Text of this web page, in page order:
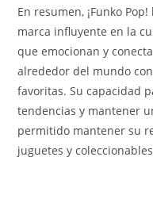
En resumen, ¡Funko
marca influyente en la
que emocionan y
alrededor del mundo
favoritas. Su capacidad
tendencias y mantener
permitido mantener su
juguetes y